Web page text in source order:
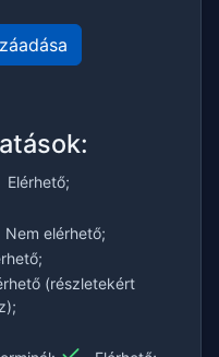
Elérhető;
Nem elérhető;
(részletekért